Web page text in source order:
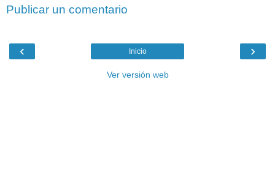
Publicar un comentario
‹ ›
Inicio
Ver versión web